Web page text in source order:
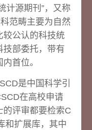
计源期刊”，又称
范畴主要为自然
较公认的科技统
技部委托，带有
首位。
是中国科学引
在高校申请
的评审都要检索C
和扩展库，其中